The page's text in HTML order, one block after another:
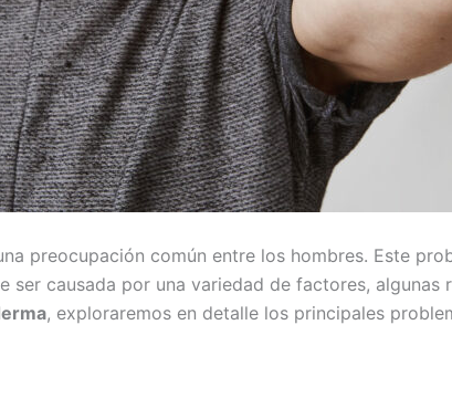
preocupación común entre los hombres. Este
causada por una variedad de factores, algunas
, exploraremos en detalle los principales